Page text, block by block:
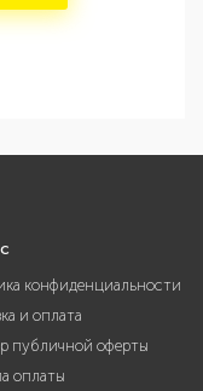
конфиденциальности
и оплата
публичной оферты
оплаты